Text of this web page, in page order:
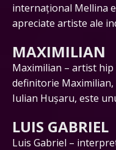
internațional Mellina
apreciate artiste ale
MAXIMILIAN
Maximilian – artist
definitorie Maximilian,
Iulian Hușaru, este
LUIS GABRIEL
Luis Gabriel –